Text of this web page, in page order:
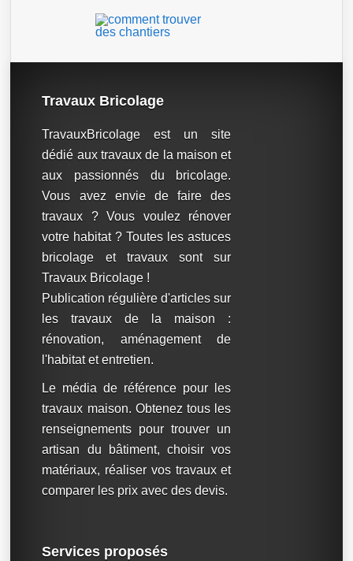
Travaux Bricolage
TravauxBricolage est un site
dédié aux travaux de la maison et
aux passionnés du bricolage.
Vous avez envie de faire des
travaux ? Vous voulez rénover
votre habitat ? Toutes les astuces
bricolage et travaux sont sur
Travaux Bricolage !
Publication régulière d'articles sur
les travaux de la maison :
rénovation, aménagement de
l'habitat et entretien.
Le média de référence pour les
travaux maison. Obtenez tous les
renseignements pour trouver un
artisan du bâtiment, choisir vos
matériaux, réaliser vos travaux et
comparer les prix avec des devis.
Services proposés